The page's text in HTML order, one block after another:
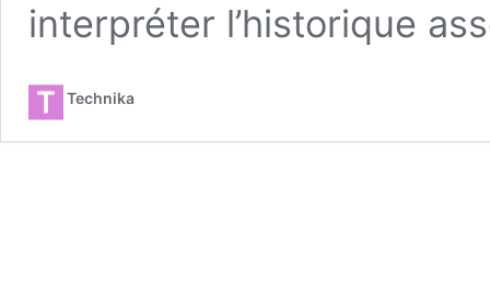
interpréter l’historique
Technika